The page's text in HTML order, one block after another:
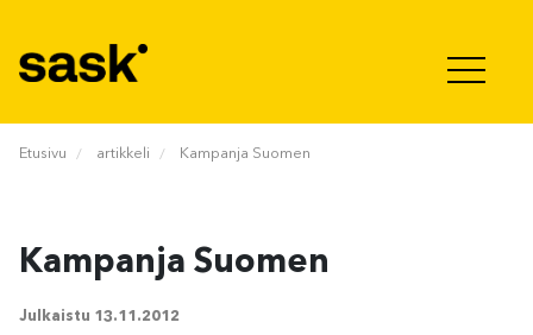
Etusivu artikkeli Kampanja Suomen
Kampanja Suomen
Julkaistu 13.11.2012